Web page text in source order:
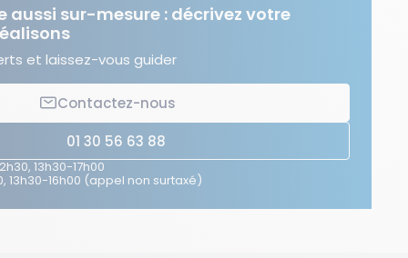
aussi sur-mesure : décrivez votre
et laissez-vous guider
Contactez-nous
01 30 56 63 88
13h30-17h00
13h30-16h00 (appel non surtaxé)